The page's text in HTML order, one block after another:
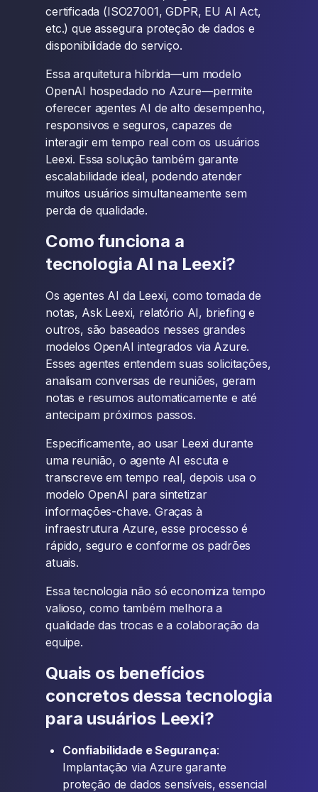
certificada (ISO27001, GDPR, EU AI Act,
etc.) que assegura proteção de dados e
disponibilidade do serviço.
Essa arquitetura híbrida—um modelo
OpenAI hospedado no Azure—permite
oferecer agentes AI de alto desempenho,
responsivos e seguros, capazes de
interagir em tempo real com os usuários
Leexi. Essa solução também garante
escalabilidade ideal, podendo atender
muitos usuários simultaneamente sem
perda de qualidade.
Como funciona a
tecnologia AI na Leexi?
Os agentes AI da Leexi, como tomada de
notas, Ask Leexi, relatório AI, briefing e
outros, são baseados nesses grandes
modelos OpenAI integrados via Azure.
Esses agentes entendem suas solicitações,
analisam conversas de reuniões, geram
notas e resumos automaticamente e até
antecipam próximos passos.
Especificamente, ao usar Leexi durante
uma reunião, o agente AI escuta e
transcreve em tempo real, depois usa o
modelo OpenAI para sintetizar
informações-chave. Graças à
infraestrutura Azure, esse processo é
rápido, seguro e conforme os padrões
atuais.
Essa tecnologia não só economiza tempo
valioso, como também melhora a
qualidade das trocas e a colaboração da
equipe.
Quais os benefícios
concretos dessa tecnologia
para usuários Leexi?
Confiabilidade e Segurança:
Implantação via Azure garante
proteção de dados sensíveis, essencial